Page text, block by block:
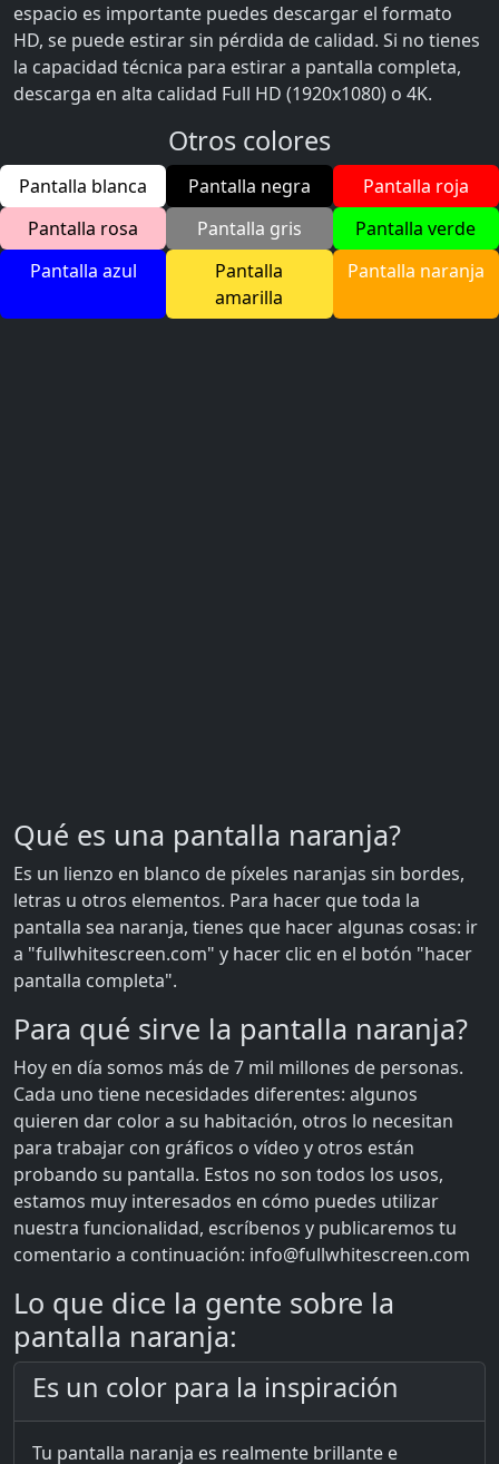
espacio es importante puedes descargar el formato
HD, se puede estirar sin pérdida de calidad. Si no tienes
la capacidad técnica para estirar a pantalla completa,
descarga en alta calidad Full HD (1920x1080) o 4K.
Otros colores
Pantalla blanca Pantalla negra
Pantalla roja
Pantalla rosa
Pantalla gris
Pantalla verde
Pantalla azul
Pantalla
amarilla
Pantalla naranja
Qué es una pantalla naranja?
Es un lienzo en blanco de píxeles naranjas sin bordes,
letras u otros elementos. Para hacer que toda la
pantalla sea naranja, tienes que hacer algunas cosas: ir
a "fullwhitescreen.com" y hacer clic en el botón "hacer
pantalla completa".
Para qué sirve la pantalla naranja?
Hoy en día somos más de 7 mil millones de personas.
Cada uno tiene necesidades diferentes: algunos
quieren dar color a su habitación, otros lo necesitan
para trabajar con gráficos o vídeo y otros están
probando su pantalla. Estos no son todos los usos,
estamos muy interesados en cómo puedes utilizar
nuestra funcionalidad, escríbenos y publicaremos tu
comentario a continuación: info@fullwhitescreen.com
Lo que dice la gente sobre la
pantalla naranja:
Es un color para la inspiración
Tu pantalla naranja es realmente brillante e